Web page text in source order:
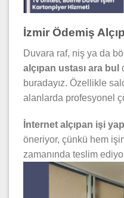
İzmir Ödemiş
Duvara raf, niş ya da
alçıpan ustası ara bul
buradayız. Özellikle
alanlarda profesyonel
İnternet alçıpan işi
öneriyor, çünkü hem
zamanında teslim